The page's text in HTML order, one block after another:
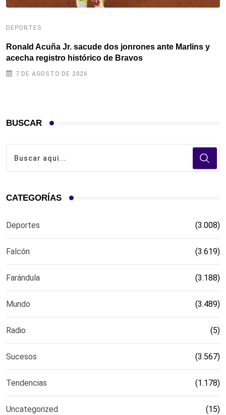
DEPORTES
Ronald Acuña Jr. sacude dos jonrones ante Marlins y
acecha registro histórico de Bravos
7 DE AGOSTO DE 2026
BUSCAR
CATEGORÍAS
Deportes (3.008)
Falcón (3.619)
Farándula (3.188)
Mundo (3.489)
Radio (5)
Sucesos (3.567)
Tendencias (1.178)
Uncategorized (15)